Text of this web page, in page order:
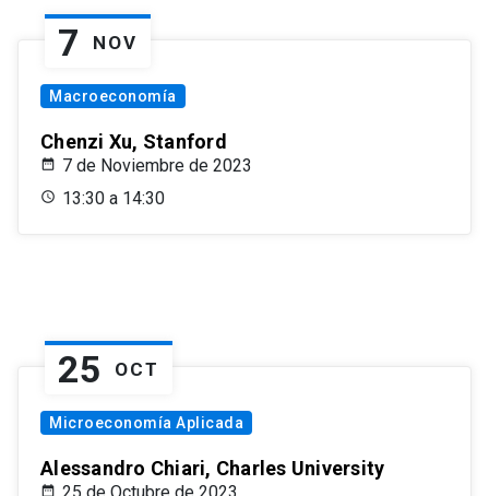
7 NOV
Macroeconomía
Chenzi Xu, Stanford
7 de Noviembre de 2023
13:30 a 14:30
25 OCT
Microeconomía Aplicada
Alessandro Chiari, Charles University